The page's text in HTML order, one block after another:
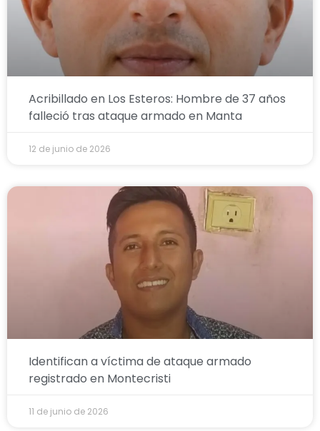
Acribillado en Los Esteros: Hombre de 37 años
falleció tras ataque armado en Manta
12 de junio de 2026
Identifican a víctima de ataque armado
registrado en Montecristi
11 de junio de 2026